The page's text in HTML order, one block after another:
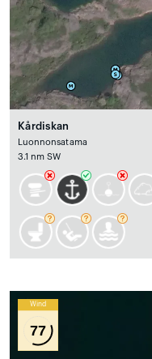
Kårdiskan
Luonnonsatama
3.1 nm SW
Wind
77